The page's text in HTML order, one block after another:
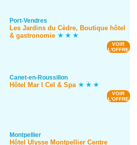
Port-Vendres
Les Jardins du Cèdre, Boutique hôtel
& gastronomie
VOIR
L'OFFRE
Canet-en-Roussillon
Hôtel Mar I Cel & Spa
VOIR
L'OFFRE
Montpellier
Hôtel Ulysse Montpellier Centre